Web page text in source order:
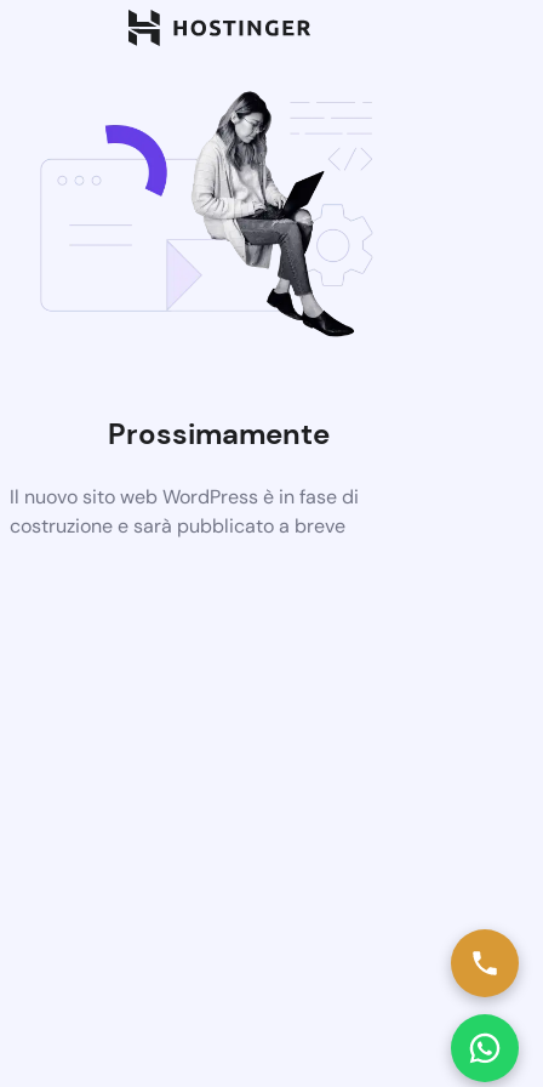
Prossimamente
Il nuovo sito web WordPress è in fase di
costruzione e sarà pubblicato a breve